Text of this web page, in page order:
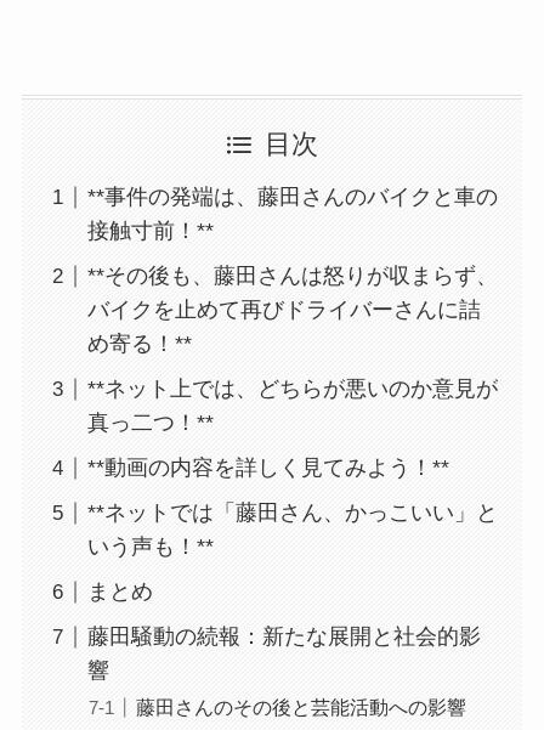
目次
**事件の発端は、藤田さんのバイクと車の
接触寸前！**
**その後も、藤田さんは怒りが収まらず、
バイクを止めて再びドライバーさんに詰
め寄る！**
**ネット上では、どちらが悪いのか意見が
真っ二つ！**
**動画の内容を詳しく見てみよう！**
**ネットでは「藤田さん、かっこいい」と
いう声も！**
まとめ
藤田騒動の続報：新たな展開と社会的影
響
藤田さんのその後と芸能活動への影響